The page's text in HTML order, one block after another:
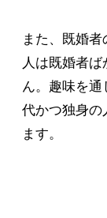
また、既婚
人は既婚者
ん。趣味を
代かつ独身の
ます。